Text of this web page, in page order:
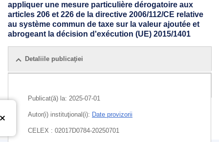
appliquer une mesure particulière dérogatoire aux
articles 206 et 226 de la directive 2006/112/CE relative
au système commun de taxe sur la valeur ajoutée et
abrogeant la décision d'exécution (UE) 2015/1401
Detaliile publicaţiei
Publicat(ă) la: 2025-07-01
Autor(i) instituţional(i): Date provizorii
CELEX : 02017D0784-20250701